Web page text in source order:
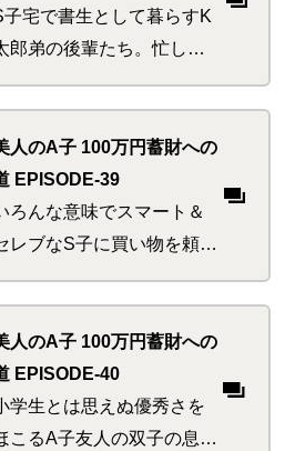
ったアク強めな若人たち
必要な準備とは…
子宅で書生として暮らすK
郎弟の後輩たち。忙しい
手伝いの傍ら優雅なティ
タイムを満喫し、すっか
お金の勉強を忘れてしま
たか。社会人のスタート
ら身につけておくべき将
の備えがあるというの
人のA子 100万円蓄財への
EPISODE-39
ろんな意味でスマート＆
レブなS子に買い物を頼ま
た書生たち。出がけに執
の爺やから必死の忠告が
るも彼らには届かず…。
待に沿った「スマートシ
ッピング」は成功するの
！？
人のA子 100万円蓄財への
EPISODE-40
学生とは思えぬ優秀さを
こるA子友人の双子の息子